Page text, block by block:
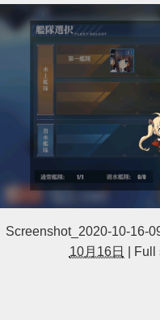
Screenshot_2020-10-16-
10月16日
Full